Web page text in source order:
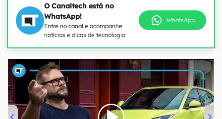
O Canaltech está no
WhatsApp!
Entre no canal e acompanhe
notícias e dicas de tecnologia
WhatsApp